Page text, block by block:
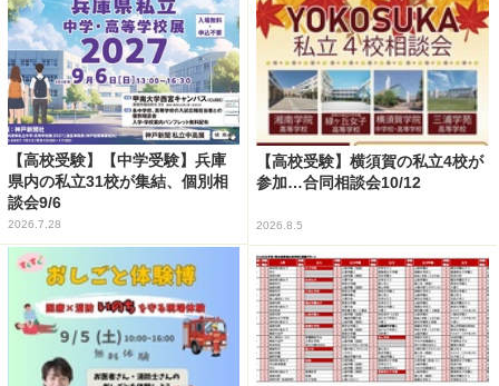
【高校受験】【中学受験】兵庫
県内の私立31校が集結、個別相
談会9/6
2026.7.28
【高校受験】横須賀の私立4校が
参加…合同相談会10/12
2026.8.5